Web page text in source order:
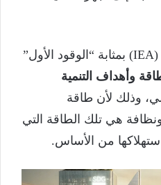
تعد الوكالة الدولية للطاقة (IEA) بمثابة “الوقود الأول”
وأهداف التنمية
وذلك لأن طاقة
ونظافة هي تلك الطاقة التي
من الأساس.